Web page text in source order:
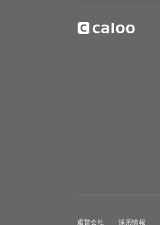
運営会社 採用情報